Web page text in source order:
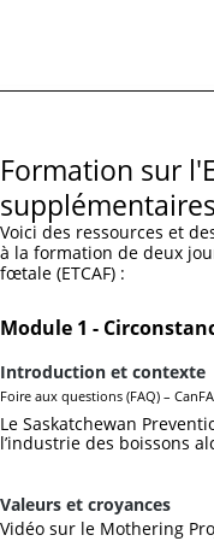
Formation sur
supplémentaires
Voici des ressources et
à la formation de deux
fœtale (ETCAF) :
Module 1 -
Introduction et contexte
Foire aux questions (FAQ) –
Le Saskatchewan
l’industrie des boissons
Valeurs et croyances
Vidéo sur le Mothering